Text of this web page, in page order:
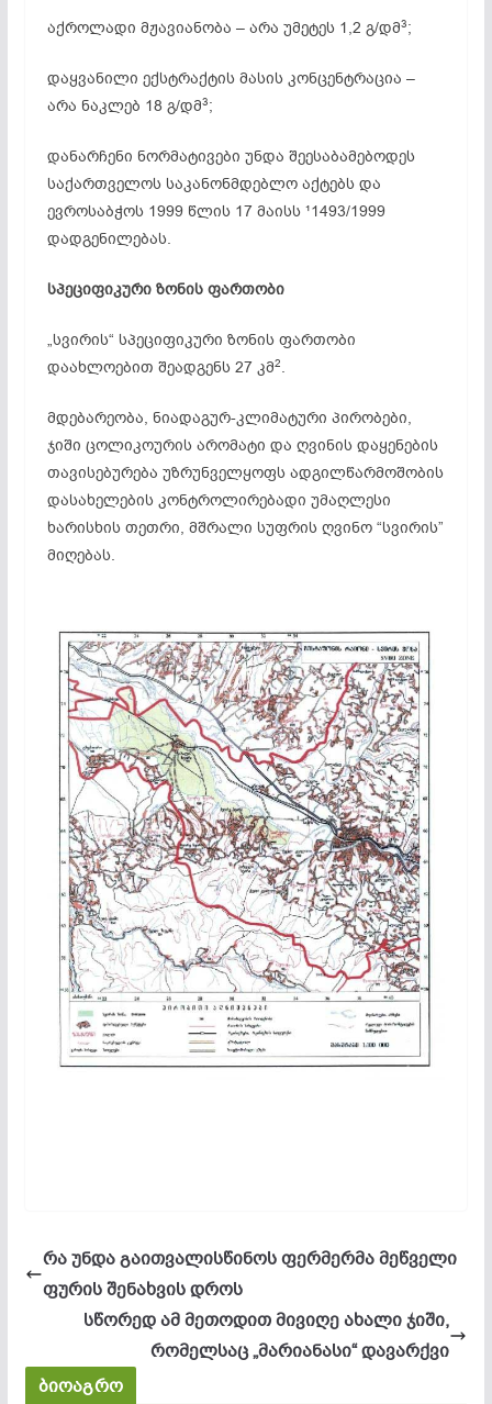
აქროლადი მჟავიანობა – არა უმეტეს 1,2 გ/დმ3;
დაყვანილი ექსტრაქტის მასის კონცენტრაცია –
არა ნაკლებ 18 გ/დმ3;
დანარჩენი ნორმატივები უნდა შეესაბამებოდეს
საქართველოს საკანონმდებლო აქტებს და
ევროსაბჭოს 1999 წლის 17 მაისს ¹1493/1999
დადგენილებას.
სპეციფიკური ზონის ფართობი
„სვირის“ სპეციფიკური ზონის ფართობი
დაახლოებით შეადგენს 27 კმ2.
მდებარეობა, ნიადაგურ-კლიმატური პირობები,
ჯიში ცოლიკოურის არომატი და ღვინის დაყენების
თავისებურება უზრუნველყოფს ადგილწარმოშობის
დასახელების კონტროლირებადი უმაღლესი
ხარისხის თეთრი, მშრალი სუფრის ღვინო “სვირის”
მიღებას.
რა უნდა გაითვალისწინოს ფერმერმა მეწველი
ფურის შენახვის დროს
სწორედ ამ მეთოდით მივიღე ახალი ჯიში,
რომელსაც „მარიანასი“ დავარქვი
ბიოაგრო